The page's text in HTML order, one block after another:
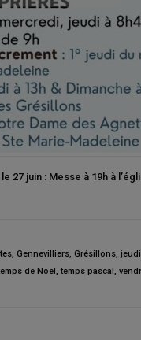
juin : Messe à 19h à
, Gennevilliers, Grésillons, jeudi
de Noël, temps pascal,